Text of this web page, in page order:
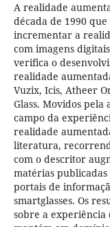
A realidade
década de 1990
incrementar a
com imagens
verifica o
realidade
Vuzix, Icis, Atheer
Glass. Movidos
campo da
realidade
literatura,
com o descritor
matérias
portais de
smartglasses. Os
sobre a